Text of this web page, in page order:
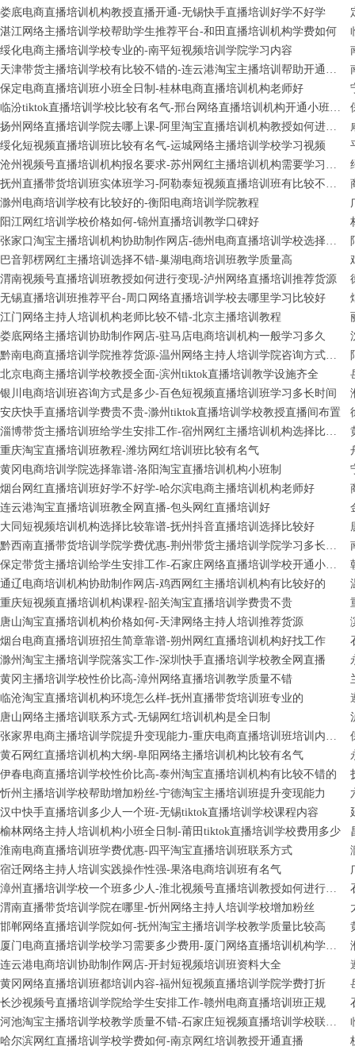
娄底电商直播培训机构教授直播开通-无锡快手直播培训好学不好学
湛江网络主播培训学校帮助学生推荐平台-和田直播培训机构学费如何
绥化电商主播培训学校专业的-南平短视频培训学院学习内容
天津带货主播培训学校有比较不错的-连云港淘宝主播培训帮助开通小班全日制
保定电商直播培训班小班全日制-桂林电商直播培训机构老师好
临汾tiktok直播培训学校比较有名气-邢台网络直播培训机构开通小班全日制
扬州网络直播培训学院去哪上课-阿里淘宝直播培训机构教授如何进行变现
绥化短视频直播培训班比较有名气-运城网络主播培训学校学习视频
沧州视频号直播培训机构报名要求-苏州网红主播培训机构需要学习多久
抚州直播带货培训班实体班学习-阿勒泰短视频直播培训班有比较不错的
滁州电商培训学校有比较好的-衡阳电商培训学院教程
阳江网红培训学校价格如何-锦州直播培训教学口碑好
张家口淘宝主播培训机构协助制作网店-德州电商直播培训学校选择不错
巴音郭楞网红主播培训选择不错-巢湖电商培训班教学质量高
渭南视频号直播培训班教授如何进行变现-泸州网络直播培训推荐货源
无锡直播培训班推荐平台-周口网络直播培训学校去哪里学习比较好
江门网络主持人培训机构老师比较不错-北京主播培训教程
娄底网络主播培训协助制作网店-驻马店电商培训机构一般学习多久
黔南电商直播培训学院推荐货源-温州网络主持人培训学院咨询方式是多少
北京电商主播培训学校教授全面-滨州tiktok直播培训教学设施齐全
银川电商培训班咨询方式是多少-百色短视频直播培训班学习多长时间
安庆快手直播培训学费贵不贵-滁州tiktok直播培训学校教授直播间布置
淄博带货主播培训班给学生安排工作-宿州网红主播培训机构选择比较靠谱
重庆淘宝直播培训班教程-潍坊网红培训班比较有名气
黄冈电商培训学院选择靠谱-洛阳淘宝直播培训机构小班制
烟台网红直播培训班好学不好学-哈尔滨电商主播培训机构老师好
连云港淘宝直播培训班教全网直播-包头网红直播培训好
大同短视频培训机构选择比较靠谱-抚州抖音直播培训选择比较好
黔西南直播带货培训学院学费优惠-荆州带货主播培训学院学习多长时间
保定带货主播培训给学生安排工作-石家庄网络直播培训学校开通小班全日制
通辽电商培训机构协助制作网店-鸡西网红主播培训机构有比较好的
重庆短视频直播培训机构课程-韶关淘宝直播培训学费贵不贵
唐山淘宝直播培训机构价格如何-天津网络主持人培训推荐货源
烟台电商直播培训班招生简章靠谱-朔州网红直播培训机构好找工作
滁州淘宝主播培训学院落实工作-深圳快手直播培训学校教全网直播
黄冈主播培训学校性价比高-漳州网络直播培训教学质量不错
临沧淘宝直播培训机构环境怎么样-抚州直播带货培训班专业的
唐山网络主播培训联系方式-无锡网红培训机构是全日制
张家界电商主播培训学院提升变现能力-重庆电商直播培训班培训内容全面
黄石网红直播培训机构大纲-阜阳网络主播培训机构比较有名气
伊春电商直播培训学校性价比高-泰州淘宝直播培训机构有比较不错的
忻州主播培训学校帮助增加粉丝-宁德淘宝主播培训班提升变现能力
汉中快手直播培训多少人一个班-无锡tiktok直播培训学校课程内容
榆林网络主持人培训机构小班全日制-莆田tiktok直播培训学校费用多少
淮南电商直播培训班学费优惠-四平淘宝直播培训班联系方式
宿迁网络主持人培训实践操作性强-果洛电商培训班有名气
漳州直播培训学校一个班多少人-淮北视频号直播培训教授如何进行变现
渭南直播带货培训学院在哪里-忻州网络主持人培训学校增加粉丝
邯郸网络直播培训学院如何-抚州淘宝主播培训学校教学质量比较高
厦门电商直播培训学校学习需要多少费用-厦门网络直播培训机构学习视频
连云港电商培训协助制作网店-开封短视频培训班资料大全
黄冈网络直播培训班都培训内容-福州短视频直播培训学院学费打折
长沙视频号直播培训学院给学生安排工作-赣州电商直播培训班正规
河池淘宝主播培训学校教学质量不错-石家庄短视频直播培训学校联系方式
哈尔滨网红直播培训学校学费如何-南京网红培训教授开通直播